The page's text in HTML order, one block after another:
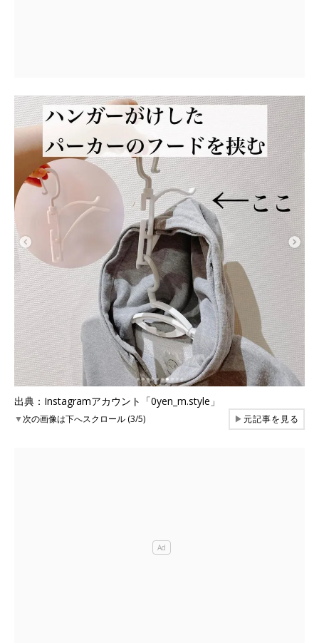
出典：Instagramアカウント「0yen_m.style」
▼次の画像は下へスクロール (3/5) ▶元記事を見る